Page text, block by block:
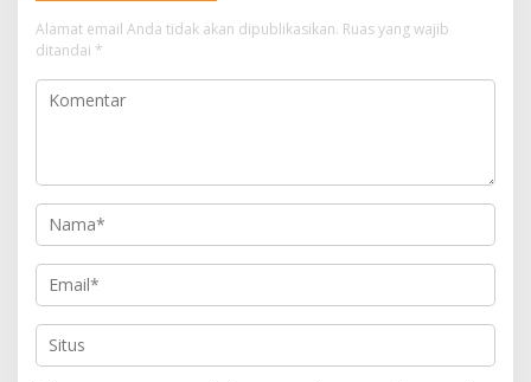
Alamat email Anda tidak akan dipublikasikan. Ruas yang wajib
ditandai *